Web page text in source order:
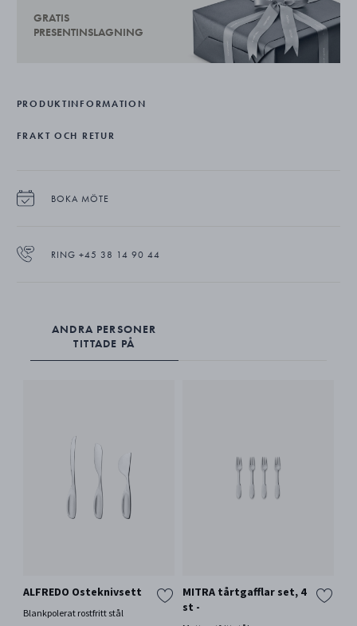
GRATIS
PRESENTINSLAGNING
PRODUKTINFORMATION
FRAKT OCH RETUR
BOKA MÖTE
RING +45 38 14 90 44
ANDRA PERSONER
TITTADE PÅ
ALFREDO Osteknivsett
Blankpolerat rostfritt stål
MITRA tårtgafflar set, 4
st -